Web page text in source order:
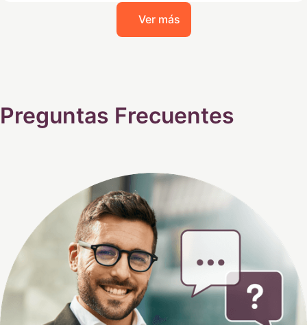
Ver más
Preguntas Frecuentes